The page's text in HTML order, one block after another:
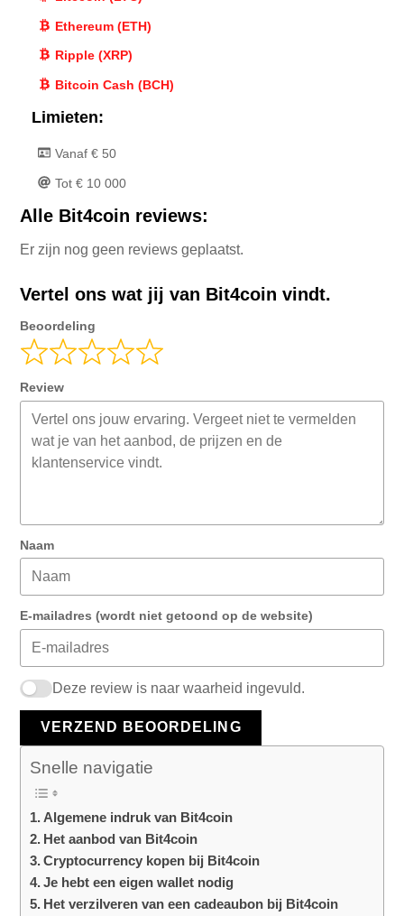
Ethereum (ETH)
Ripple (XRP)
Bitcoin Cash (BCH)
Limieten:
Vanaf € 50
Tot € 10 000
Alle Bit4coin reviews:
Er zijn nog geen reviews geplaatst.
Vertel ons wat jij van Bit4coin vindt.
Beoordeling
Review
Naam
E-mailadres (wordt niet getoond op de website)
Deze review is naar waarheid ingevuld.
VERZEND BEOORDELING
Snelle navigatie
Algemene indruk van Bit4coin
Het aanbod van Bit4coin
Cryptocurrency kopen bij Bit4coin
Je hebt een eigen wallet nodig
Het verzilveren van een cadeaubon bij Bit4coin